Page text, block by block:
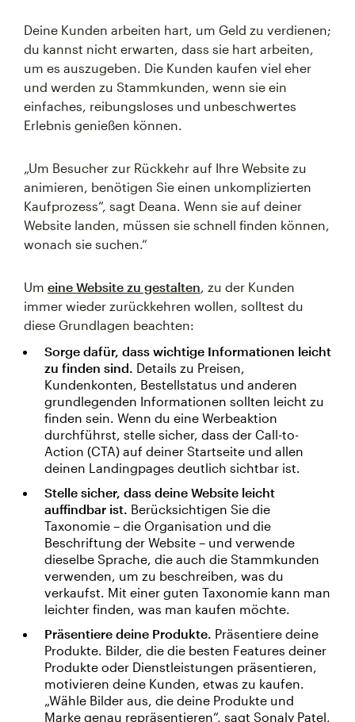
Deine Kunden arbeiten hart, um Geld zu verdienen;
du kannst nicht erwarten, dass sie hart arbeiten,
um es auszugeben. Die Kunden kaufen viel eher
und werden zu Stammkunden, wenn sie ein
einfaches, reibungsloses und unbeschwertes
Erlebnis genießen können.
„Um Besucher zur Rückkehr auf Ihre Website zu
animieren, benötigen Sie einen unkomplizierten
Kaufprozess“, sagt Deana. Wenn sie auf deiner
Website landen, müssen sie schnell finden können,
wonach sie suchen.“
Um eine Website zu gestalten, zu der Kunden
immer wieder zurückkehren wollen, solltest du
diese Grundlagen beachten:
Sorge dafür, dass wichtige Informationen leicht
zu finden sind. Details zu Preisen,
Kundenkonten, Bestellstatus und anderen
grundlegenden Informationen sollten leicht zu
finden sein. Wenn du eine Werbeaktion
durchführst, stelle sicher, dass der Call-to-
Action (CTA) auf deiner Startseite und allen
deinen Landingpages deutlich sichtbar ist.
Stelle sicher, dass deine Website leicht
auffindbar ist. Berücksichtigen Sie die
Taxonomie – die Organisation und die
Beschriftung der Website – und verwende
dieselbe Sprache, die auch die Stammkunden
verwenden, um zu beschreiben, was du
verkaufst. Mit einer guten Taxonomie kann man
leichter finden, was man kaufen möchte.
Präsentiere deine Produkte. Präsentiere deine
Produkte. Bilder, die die besten Features deiner
Produkte oder Dienstleistungen präsentieren,
motivieren deine Kunden, etwas zu kaufen.
„Wähle Bilder aus, die deine Produkte und
Marke genau repräsentieren“, sagt Sonaly Patel,